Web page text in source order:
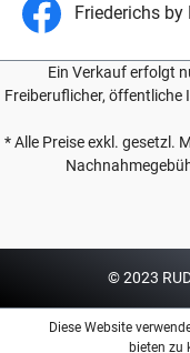
Friederichs by
Ein Verkauf erfolgt
Freiberuflicher, öffentliche
* Alle Preise exkl. gesetzl.
© 2023
Diese Website
bieten zu